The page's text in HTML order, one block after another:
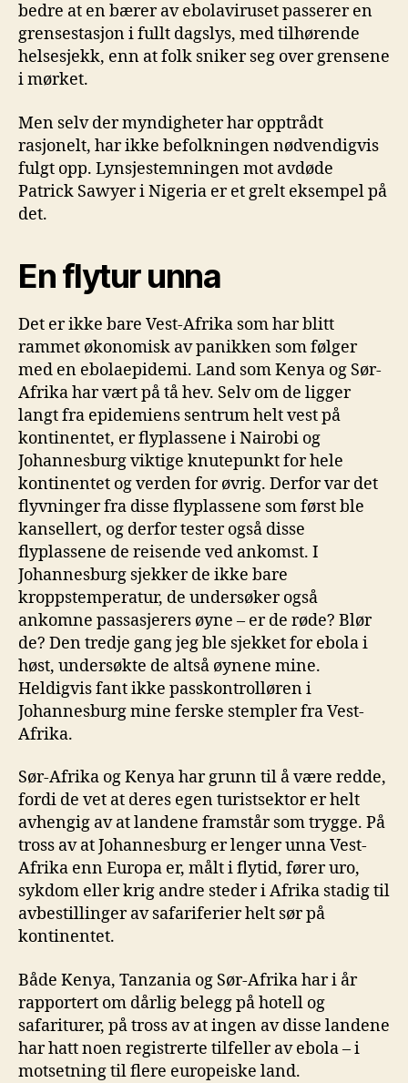
bedre at en bærer av ebolaviruset passerer en
grensestasjon i fullt dagslys, med tilhørende
helsesjekk, enn at folk sniker seg over grensene
i mørket.
Men selv der myndigheter har opptrådt
rasjonelt, har ikke befolkningen nødvendigvis
fulgt opp. Lynsjestemningen mot avdøde
Patrick Sawyer i Nigeria er et grelt eksempel på
det.
En flytur unna
Det er ikke bare Vest-Afrika som har blitt
rammet økonomisk av panikken som følger
med en ebolaepidemi. Land som Kenya og Sør-
Afrika har vært på tå hev. Selv om de ligger
langt fra epidemiens sentrum helt vest på
kontinentet, er flyplassene i Nairobi og
Johannesburg viktige knutepunkt for hele
kontinentet og verden for øvrig. Derfor var det
flyvninger fra disse flyplassene som først ble
kansellert, og derfor tester også disse
flyplassene de reisende ved ankomst. I
Johannesburg sjekker de ikke bare
kroppstemperatur, de undersøker også
ankomne passasjerers øyne – er de røde? Blør
de? Den tredje gang jeg ble sjekket for ebola i
høst, undersøkte de altså øynene mine.
Heldigvis fant ikke passkontrolløren i
Johannesburg mine ferske stempler fra Vest-
Afrika.
Sør-Afrika og Kenya har grunn til å være redde,
fordi de vet at deres egen turistsektor er helt
avhengig av at landene framstår som trygge. På
tross av at Johannesburg er lenger unna Vest-
Afrika enn Europa er, målt i flytid, fører uro,
sykdom eller krig andre steder i Afrika stadig til
avbestillinger av safariferier helt sør på
kontinentet.
Både Kenya, Tanzania og Sør-Afrika har i år
rapportert om dårlig belegg på hotell og
safariturer, på tross av at ingen av disse landene
har hatt noen registrerte tilfeller av ebola – i
motsetning til flere europeiske land.